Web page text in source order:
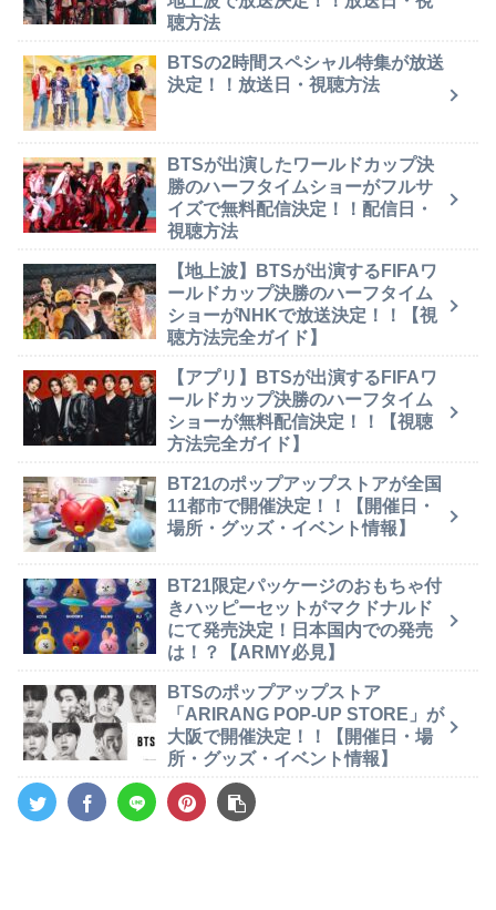
聴方法
BTSの2時間スペシャル特集が放送
決定！！放送日・視聴方法
BTSが出演したワールドカップ決
勝のハーフタイムショーがフルサ
イズで無料配信決定！！配信日・
視聴方法
【地上波】BTSが出演するFIFAワ
ールドカップ決勝のハーフタイム
ショーがNHKで放送決定！！【視
聴方法完全ガイド】
【アプリ】BTSが出演するFIFAワ
ールドカップ決勝のハーフタイム
ショーが無料配信決定！！【視聴
方法完全ガイド】
BT21のポップアップストアが全国
11都市で開催決定！！【開催日・
場所・グッズ・イベント情報】
BT21限定パッケージのおもちゃ付
きハッピーセットがマクドナルド
にて発売決定！日本国内での発売
は！？【ARMY必見】
BTSのポップアップストア
「ARIRANG POP-UP STORE」が
大阪で開催決定！！【開催日・場
所・グッズ・イベント情報】